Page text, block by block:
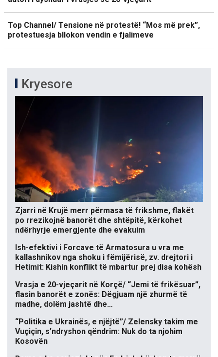
Top Channel/ Tensione në protestë! “Mos më prek”,
protestuesja bllokon vendin e fjalimeve
Kryesore
Zjarri në Krujë merr përmasa të frikshme, flakët
po rrezikojnë banorët dhe shtëpitë, kërkohet
ndërhyrje emergjente dhe evakuim
Ish-efektivi i Forcave të Armatosura u vra me
kallashnikov nga shoku i fëmijërisë, zv. drejtori i
Hetimit: Kishin konflikt të mbartur prej disa kohësh
Vrasja e 20-vjeçarit në Korçë/ “Jemi të frikësuar”,
flasin banorët e zonës: Dëgjuam një zhurmë të
madhe, dolëm jashtë dhe…
“Politika e Ukrainës, e njëjtë”/ Zelensky takim me
Vuçiçin, s’ndryshon qëndrim: Nuk do ta njohim
Kosovën